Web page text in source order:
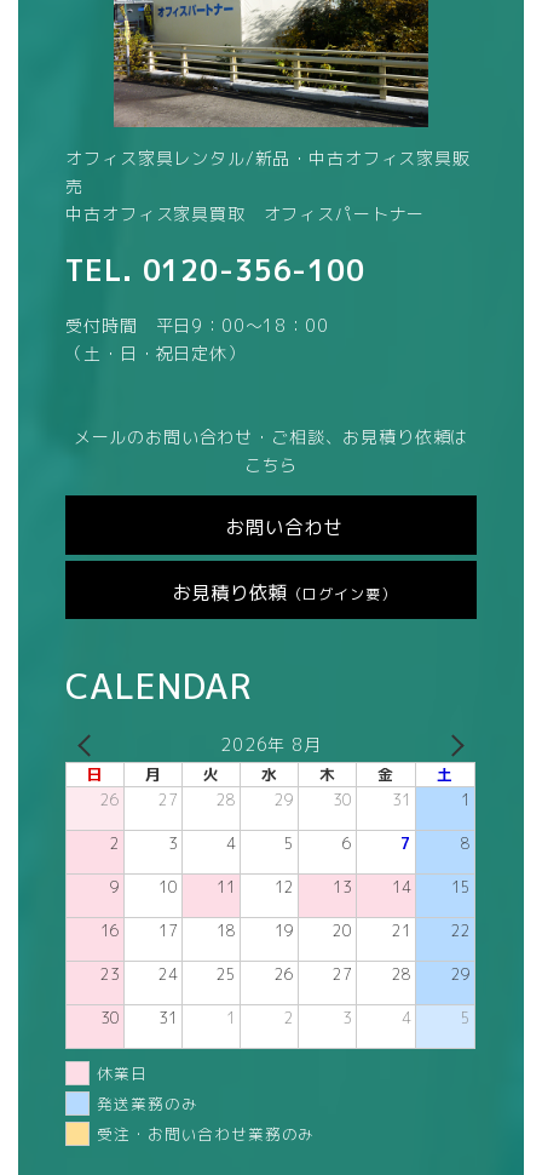
オフィス家具レンタル/新品・中古オフィス家具販
売
中古オフィス家具買取 オフィスパートナー
TEL. 0120-356-100
受付時間 平日9：00～18：00
（土・日・祝日定休）
メールのお問い合わせ・ご相談、お見積り依頼は
こちら
お問い合わせ
お見積り依頼 （ログイン要）
CALENDAR
2026年 8月
日 月 火 水 木 金 土
26 27 28 29 30 31 1
2 3 4 5 6 7 8
9 10 11 12 13 14 15
16 17 18 19 20 21 22
23 24 25 26 27 28 29
30 31 1 2 3 4 5
休業日
発送業務のみ
受注・お問い合わせ業務のみ